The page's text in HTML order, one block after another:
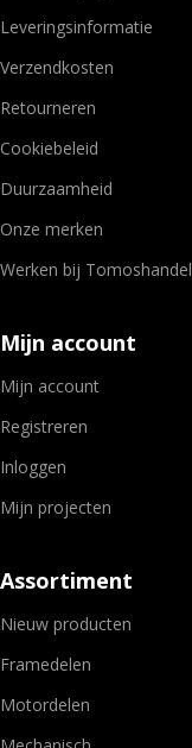
Leveringsinformatie
Verzendkosten
Retourneren
Cookiebeleid
Duurzaamheid
Onze merken
Werken bij Tomoshandel
Mijn account
Mijn account
Registreren
Inloggen
Mijn projecten
Assortiment
Nieuw producten
Framedelen
Motordelen